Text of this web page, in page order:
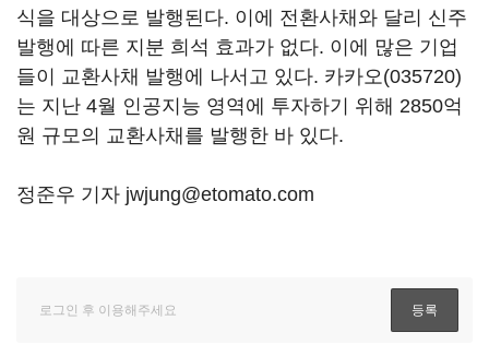
식을 대상으로 발행된다. 이에 전환사채와 달리 신주
발행에 따른 지분 희석 효과가 없다. 이에 많은 기업
들이 교환사채 발행에 나서고 있다. 카카오(035720)
는 지난 4월 인공지능 영역에 투자하기 위해 2850억
원 규모의 교환사채를 발행한 바 있다.
정준우 기자 jwjung@etomato.com